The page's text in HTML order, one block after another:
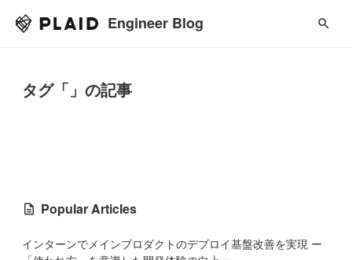
Engineer Blog
タグ「」の記事
Popular Articles
インターンでメインプロダクトのデプロイ基盤改善を実現 ー